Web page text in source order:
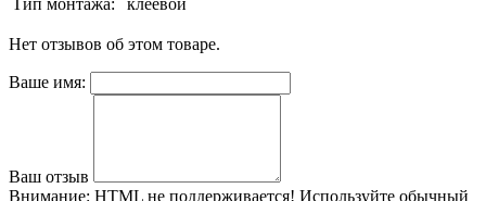
Тип монтажа: клеевой
Нет отзывов об этом товаре.
Ваше имя:
Ваш отзыв
Внимание: HTML не поддерживается! Используйте обычный